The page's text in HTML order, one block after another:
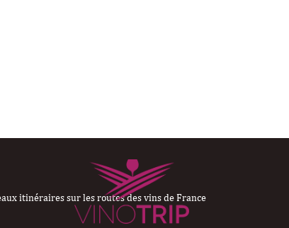
itinéraires sur les routes des vins de France